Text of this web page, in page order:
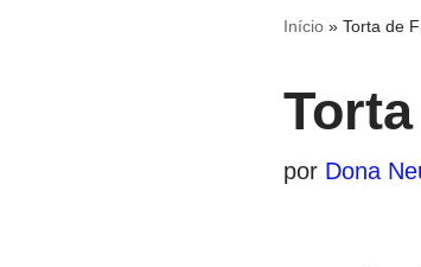
Início » Torta de
por Dona